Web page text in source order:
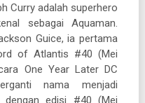
Curry adalah superhero
sebagai Aquaman.
Guice, ia pertama
of Atlantis #40 (Mei
One Year Later DC
nama menjadi
edisi #40 (Mei